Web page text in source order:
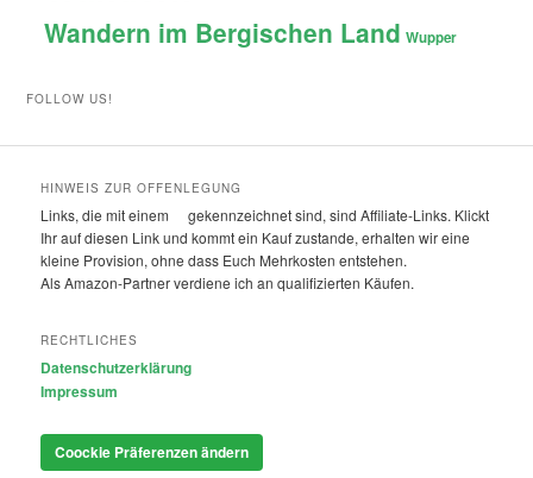
Wandern im Bergischen Land Wupper
FOLLOW US!
HINWEIS ZUR OFFENLEGUNG
Links, die mit einem
gekennzeichnet sind, sind Affiliate-Links. Klickt
Ihr auf diesen Link und kommt ein Kauf zustande, erhalten wir eine
kleine Provision, ohne dass Euch Mehrkosten entstehen.
Als Amazon-Partner verdiene ich an qualifizierten Käufen.
RECHTLICHES
Datenschutzerklärung
Impressum
Coockie Präferenzen ändern